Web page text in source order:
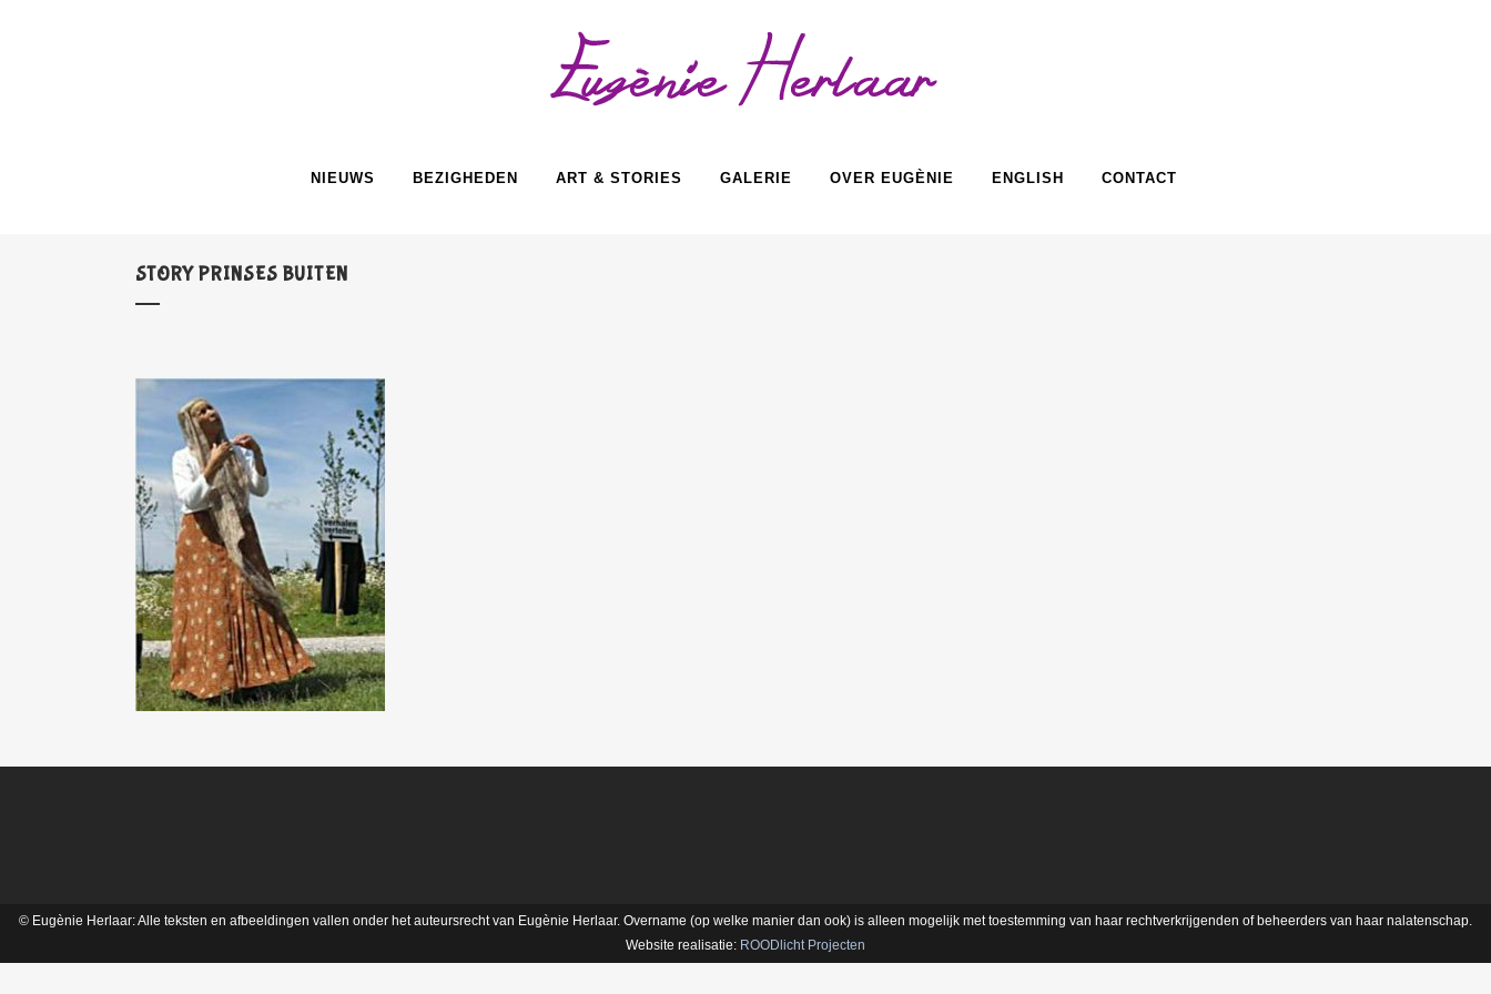
NIEUWS BEZIGHEDEN ART & STORIES GALERIE OVER EUGÈNIE ENGLISH CONTACT
STORY PRINSES BUITEN
© Eugènie Herlaar: Alle teksten en afbeeldingen vallen onder het auteursrecht van Eugènie Herlaar. Overname (op welke manier dan ook) is alleen mogelijk met toestemming van haar rechtverkrijgenden of beheerders van haar nalatenschap.
Website realisatie: ROODlicht Projecten